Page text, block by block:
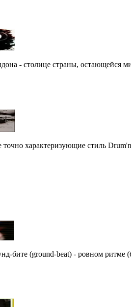
- столице страны, остающейся
точно характеризующие стиль
бите (ground-beat) - pовном